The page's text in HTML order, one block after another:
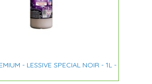
- LESSIVE SPECIAL NOIR - 1L -